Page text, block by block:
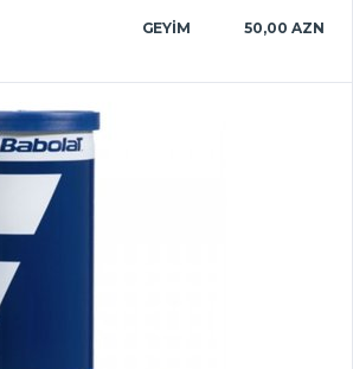
GEYIM 50,00 AZN